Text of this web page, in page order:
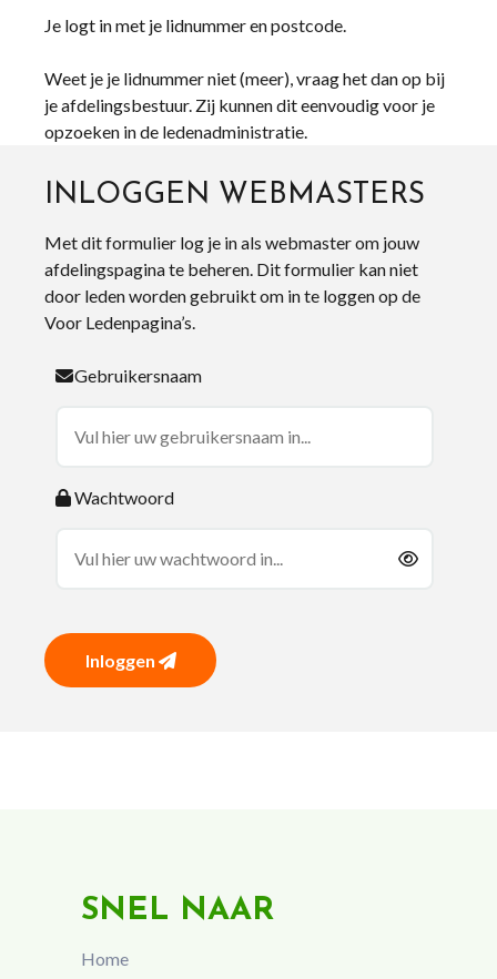
Je logt in met je lidnummer en postcode.
Weet je je lidnummer niet (meer), vraag het dan op bij
je afdelingsbestuur. Zij kunnen dit eenvoudig voor je
opzoeken in de ledenadministratie.
INLOGGEN WEBMASTERS
Met dit formulier log je in als webmaster om jouw
afdelingspagina te beheren. Dit formulier kan niet
door leden worden gebruikt om in te loggen op de
Voor Ledenpagina’s.
Gebruikersnaam
Wachtwoord
Inloggen
SNEL NAAR
Home